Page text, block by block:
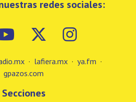
redes sociales:
· lafiera.mx · ya.fm ·
gpazos.com
Secciones